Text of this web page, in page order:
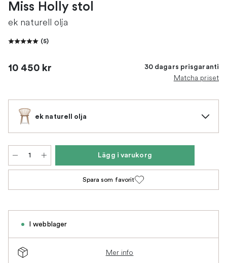
Miss Holly stol
ek naturell olja
(5)
10 450 kr 30 dagars prisgaranti
Matcha priset
ek naturell olja
Lägg i varukorg
Spara som favorit
I webblager
Mer info